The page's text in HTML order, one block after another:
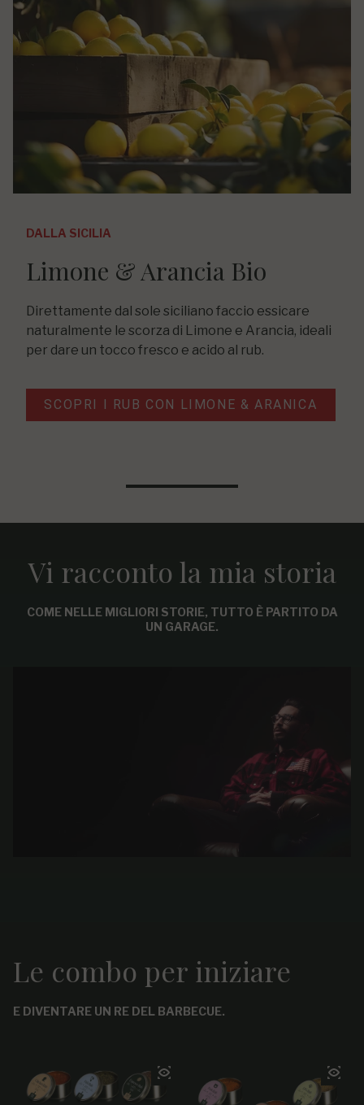
DALLA SICILIA
Limone & Arancia Bio
Direttamente dal sole siciliano faccio essicare
naturalmente le scorza di Limone e Arancia, ideali
per dare un tocco fresco e acido al rub.
SCOPRI I RUB CON LIMONE & ARANICA
Vi racconto la mia storia
COME NELLE MIGLIORI STORIE, TUTTO È PARTITO DA
UN GARAGE.
Le combo per iniziare
E DIVENTARE UN RE DEL BARBECUE.